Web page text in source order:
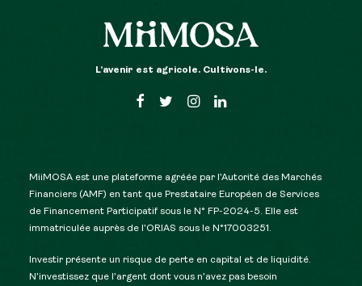
L’avenir est agricole. Cultivons-le.
MiiMOSA est une plateforme agréée par l’Autorité des Marchés
Financiers (AMF) en tant que Prestataire Européen de Services
de Financement Participatif sous le N° FP-2024-5. Elle est
immatriculée auprès de l’ORIAS sous le N°17003251.
Investir présente un risque de perte en capital et de liquidité.
N’investissez que l’argent dont vous n’avez pas besoin